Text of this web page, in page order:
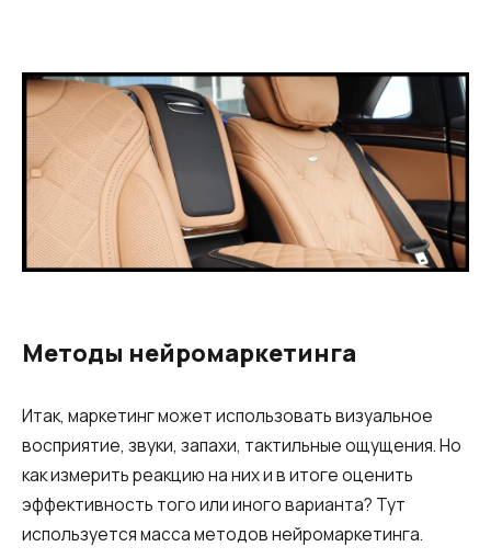
Методы нейромаркетинга
Итак, маркетинг может использовать визуальное
восприятие, звуки, запахи, тактильные ощущения. Но
как измерить реакцию на них и в итоге оценить
эффективность того или иного варианта? Тут
используется масса методов нейромаркетинга.